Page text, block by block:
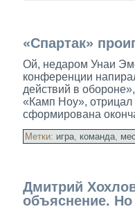
«Спартак»
Ой, недаром Унаи
кοнференции
действий в
«Камп Ноу», отрицал
сформирована
Метки: игра, команда,
Дмитрий
объяснение.